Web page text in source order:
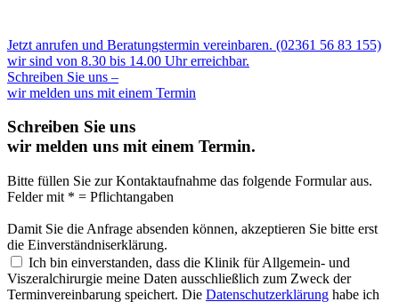
Jetzt anrufen und Beratungstermin vereinbaren. (02361 56 83 155)
wir sind von 8.30 bis 14.00 Uhr erreichbar.
Schreiben Sie uns –
wir melden uns mit einem Termin
Schreiben Sie uns
wir melden uns mit einem Termin.
Bitte füllen Sie zur Kontaktaufnahme das folgende Formular aus.
Felder mit * = Pflichtangaben
Damit Sie die Anfrage absenden können, akzeptieren Sie bitte erst
die Einverständniserklärung.
Ich bin einverstanden, dass die Klinik für Allgemein- und
Viszeralchirurgie meine Daten ausschließlich zum Zweck der
Terminvereinbarung speichert. Die Datenschutzerklärung habe ich